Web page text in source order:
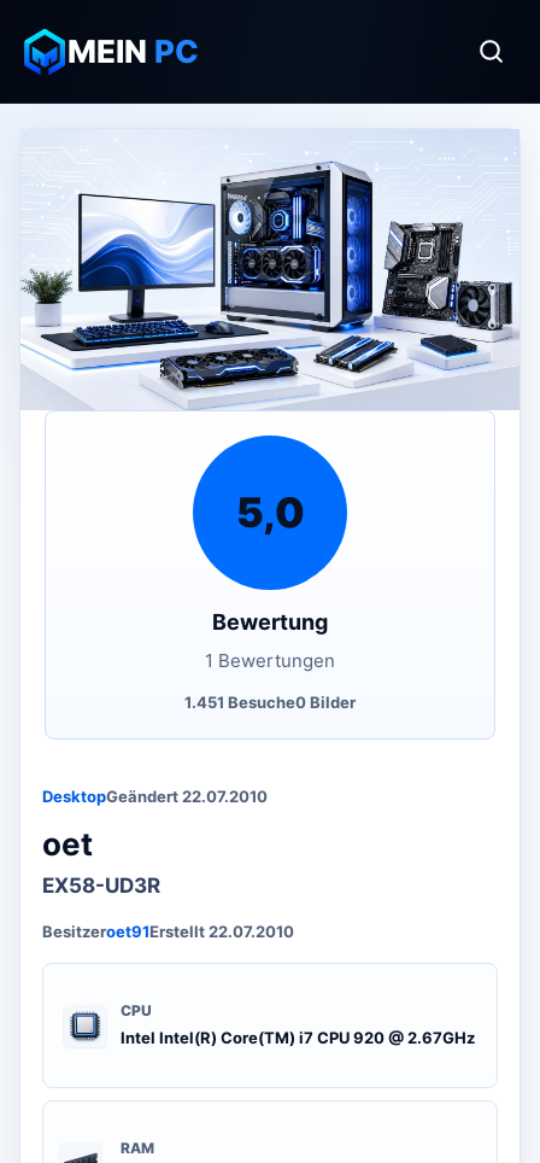
MEIN PC
DesktopGeändert 22.07.2010
oet
EX58-UD3R
Besitzeroet91Erstellt 22.07.2010
CPU
Intel Intel(R) Core(TM) i7 CPU 920 @ 2.67GHz
RAM
5,0
Bewertung
1 Bewertungen
1.451 Besuche0 Bilder